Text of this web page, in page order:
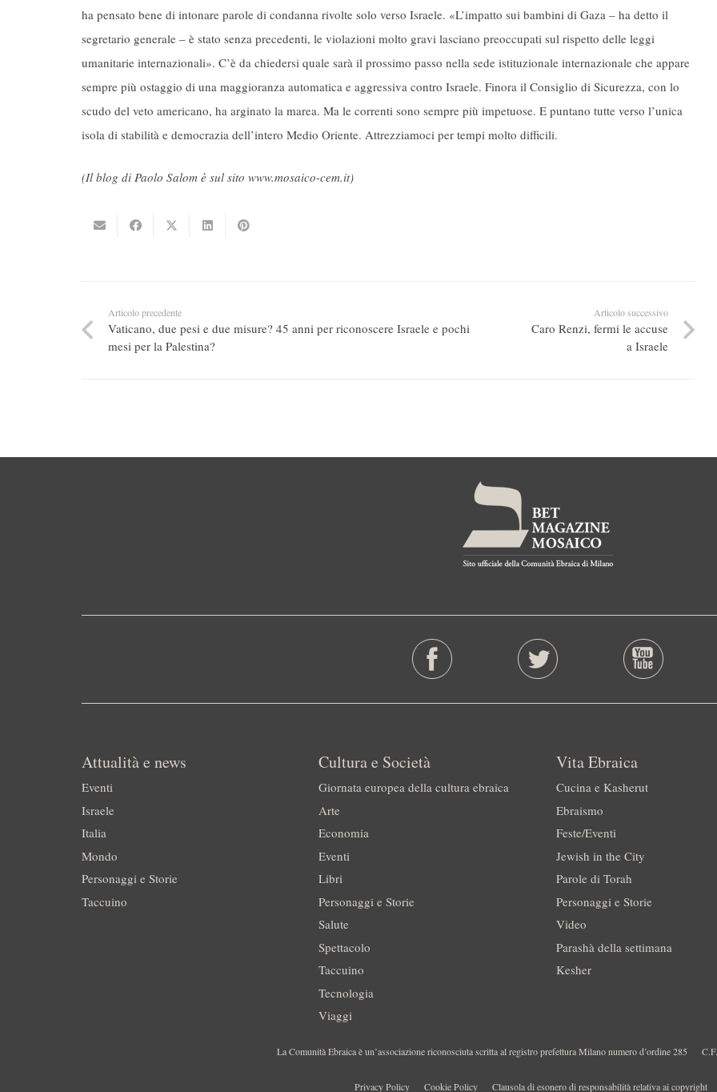
ha pensato bene di intonare parole di condanna rivolte solo verso Israele. «L’impatto sui bambini di Gaza – ha detto il
segretario generale – è stato senza precedenti, le violazioni molto gravi lasciano preoccupati sul rispetto delle leggi
umanitarie internazionali». C’è da chiedersi quale sarà il prossimo passo nella sede istituzionale internazionale che appare
sempre più ostaggio di una maggioranza automatica e aggressiva contro Israele. Finora il Consiglio di Sicurezza, con lo
scudo del veto americano, ha arginato la marea. Ma le correnti sono sempre più impetuose. E puntano tutte verso l’unica
isola di stabilità e democrazia dell’intero Medio Oriente. Attrezziamoci per tempi molto difficili.
(Il blog di Paolo Salom è sul sito www.mosaico-cem.it)
Articolo precedente
Vaticano, due pesi e due misure? 45 anni per riconoscere Israele e pochi
mesi per la Palestina?
Articolo successivo
Caro Renzi, fermi le accuse
a Israele
Attualità e news
Eventi
Israele
Italia
Mondo
Personaggi e Storie
Taccuino
Cultura e Società
Giornata europea della cultura ebraica
Arte
Economia
Eventi
Libri
Personaggi e Storie
Salute
Spettacolo
Taccuino
Tecnologia
Viaggi
Vita Ebraica
Cucina e Kasherut
Ebraismo
Feste/Eventi
Jewish in the City
Parole di Torah
Personaggi e Storie
Video
Parashà della settimana
Kesher
La Comunità Ebraica è un’associazione riconosciuta scritta al registro prefettura Milano numero d’ordine 285
Privacy Policy Cookie Policy Clausola di esonero di responsabilità relativa ai copyright